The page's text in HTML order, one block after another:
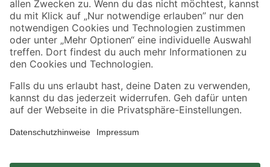
Alle Preisangaben in EUR inkl. gesetzl. MwSt.. Die dargestellten Angebote sind unter
Umständen nicht in allen Märkten verfügbar. Die angegebenen Verfügbarkeiten beziehen
sich auf den unter "Mein Markt" ausgewählten toom Baumarkt. Alle Angebote und
*Paketversand ab 59 € versandkostenfrei, gilt nicht für Artikel mit Speditionsversand, hier
fallen zusätzliche Versandkosten an.